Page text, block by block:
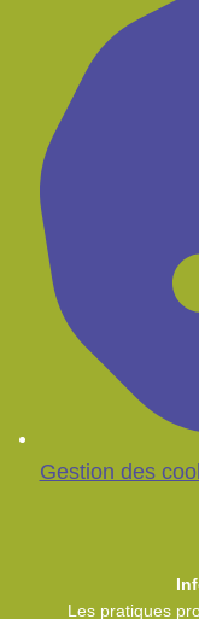
Gestion des
Les pratiques